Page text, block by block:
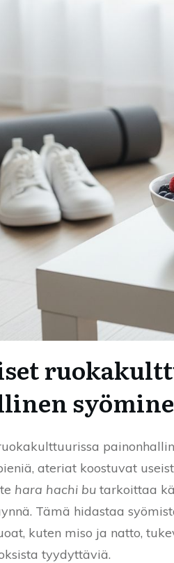
ateriat koostuvat
hara hachi bu tarkoittaa
Tämä hidastaa
kuten miso ja natto,
tyydyttäviä.